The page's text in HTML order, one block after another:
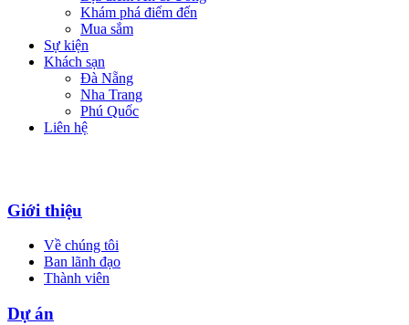
Khám phá điểm đến
Mua sắm
Sự kiện
Khách sạn
Đà Nẵng
Nha Trang
Phú Quốc
Liên hệ
Giới thiệu
Về chúng tôi
Ban lãnh đạo
Thành viên
Dự án